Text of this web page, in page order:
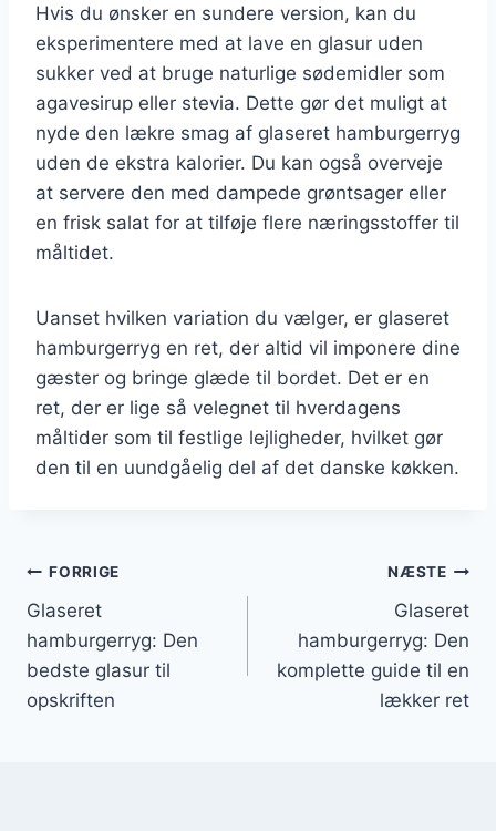
Hvis du ønsker en sundere version, kan du
eksperimentere med at lave en glasur uden
sukker ved at bruge naturlige sødemidler som
agavesirup eller stevia. Dette gør det muligt at
nyde den lækre smag af glaseret hamburgerryg
uden de ekstra kalorier. Du kan også overveje
at servere den med dampede grøntsager eller
en frisk salat for at tilføje flere næringsstoffer til
måltidet.
Uanset hvilken variation du vælger, er glaseret
hamburgerryg en ret, der altid vil imponere dine
gæster og bringe glæde til bordet. Det er en
ret, der er lige så velegnet til hverdagens
måltider som til festlige lejligheder, hvilket gør
den til en uundgåelig del af det danske køkken.
Indlægsnavigation
FORRIGE
Glaseret
hamburgerryg: Den
bedste glasur til
opskriften
NÆSTE
Glaseret
hamburgerryg: Den
komplette guide til en
lækker ret